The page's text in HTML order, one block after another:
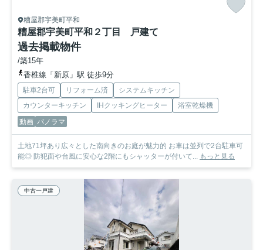
糟屋郡宇美町平和
糟屋郡宇美町平和２丁目 戸建て
過去掲載物件
/築15年
香椎線「新原」駅 徒歩9分
駐車2台可 リフォーム済
システムキッチン
カウンターキッチン
IHクッキングヒーター
浴室乾燥機
動画 パノラマ
土地71坪あり広々とした南向きのお庭が魅力的 お車は並列で2台駐車可
能◎ 防犯面や台風に安心な2階にもシャッターが付いて... もっと見る
中古一戸建